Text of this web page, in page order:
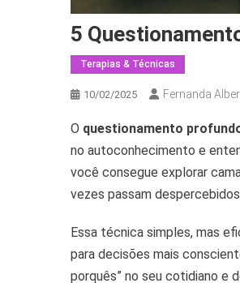
5
Terapias & Técnicas
10/02/2025 Fernanda
O questionamento
no autoconhecimento e
você consegue explorar
vezes passam despercebidos
Essa técnica simples, mas
para decisões mais
porquês” no seu cotidiano e